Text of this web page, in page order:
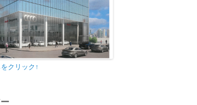
クリック↑